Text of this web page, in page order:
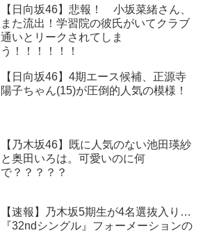
【日向坂46】悲報！ 小坂菜緒さん、
また流出！学習院の彼氏がいてクラブ
通いとリークされてしま
う！！！！！！
【日向坂46】4期エース候補、正源寺
陽子ちゃん(15)が圧倒的人気の模様！
【乃木坂46】既に人気のない池田瑛紗
と奥田いろは。可愛いのに何
で？？？？？
【速報】乃木坂5期生が4名選抜入り…
『32ndシングル』フォーメーションの